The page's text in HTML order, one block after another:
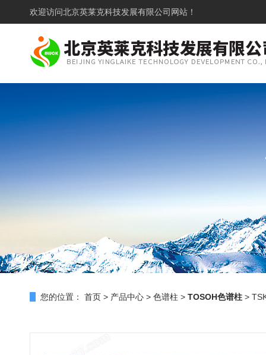
欢迎访问北京英莱克科技发展有限公司网站！
您的位置： 首页 > 产品中心 > 色谱柱 > TOSOH色谱柱 >